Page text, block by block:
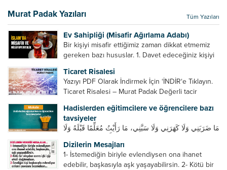
Murat Padak Yazıları Tüm Yazıları
Ev Sahipliği (Misafir Ağırlama Adabı)
Bir kişiyi misafir ettiğimiz zaman dikkat etmemiz
gereken bazı hususlar. 1. Davet edeceğiniz kişiyi
önce, bir hafta önce veya gün içinde davet edin....
Ticaret Risalesi
Yazıyı PDF Olarak İndirmek İçin ‘İNDİR‘e Tıklayın.
Ticaret Risalesi – Murat Padak Değerli tacir
ticaret yapmaktır. Peygamber efendimiz de ticaret
yapmıştır. Hz. Hatice...
Hadislerden eğitimcilere ve öğrencilere bazı
tavsiyeler
مَا ضَرَبَنِي وَلَا كَهَرَنِي وَلَا سَبَّنِي، مَا رَأَيْتُ مُعَلِّمًا قَبْلَهُ وَلَا
ve sellem beni dövmedi, azarlamadı ve bana
sövmedi. Ben ne ondan önce...
Dizilerin Mesajları
1- İstemediğin biriyle evlendiysen ona ihanet
edebilir, başkasıyla aşk yaşayabilirsin. 2- Kötü bir